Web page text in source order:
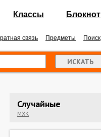
Классы Блокнот
связь Предметы Поиск
Случайные
МХК